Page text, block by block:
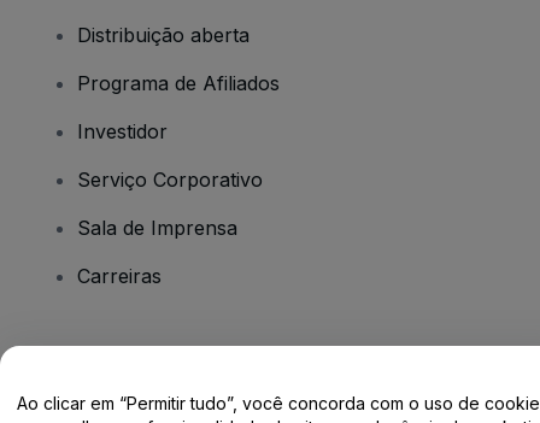
Distribuição aberta
Programa de Afiliados
Investidor
Serviço Corporativo
Sala de Imprensa
Carreiras
Ao clicar em “Permitir tudo”, você concorda com o uso de